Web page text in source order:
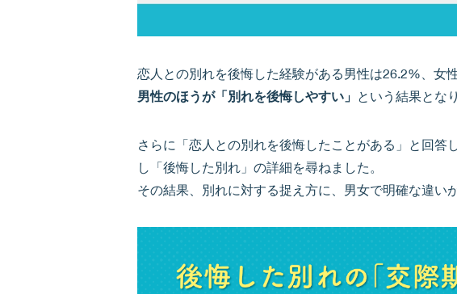
恋人との別れを後悔した経験がある男性は26.2%、女
男性のほうが「別れを後悔しやすい」 という結果とな
さらに「恋人との別れを後悔したことがある」と回答
し「後悔した別れ」の詳細を尋ねました。
その結果、別れに対する捉え方に、男女で明確な違い